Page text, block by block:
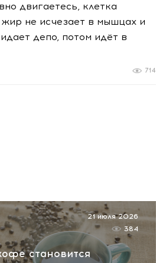
двигаетесь, клетка
жир не исчезает в мышцах и
депо, потом идёт в
714
становится
21 июля 2026
384